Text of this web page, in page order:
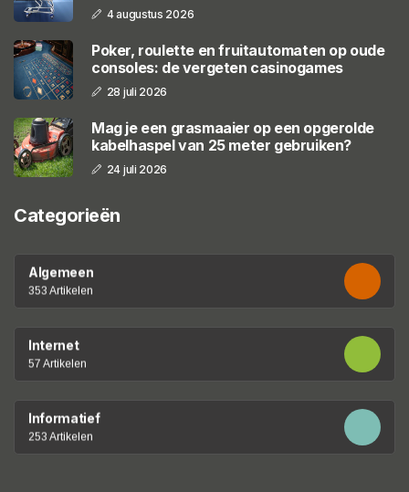
4 augustus 2026
Poker, roulette en fruitautomaten op oude
consoles: de vergeten casinogames
28 juli 2026
Mag je een grasmaaier op een opgerolde
kabelhaspel van 25 meter gebruiken?
24 juli 2026
Categorieën
Algemeen
353 Artikelen
Internet
57 Artikelen
Informatief
253 Artikelen